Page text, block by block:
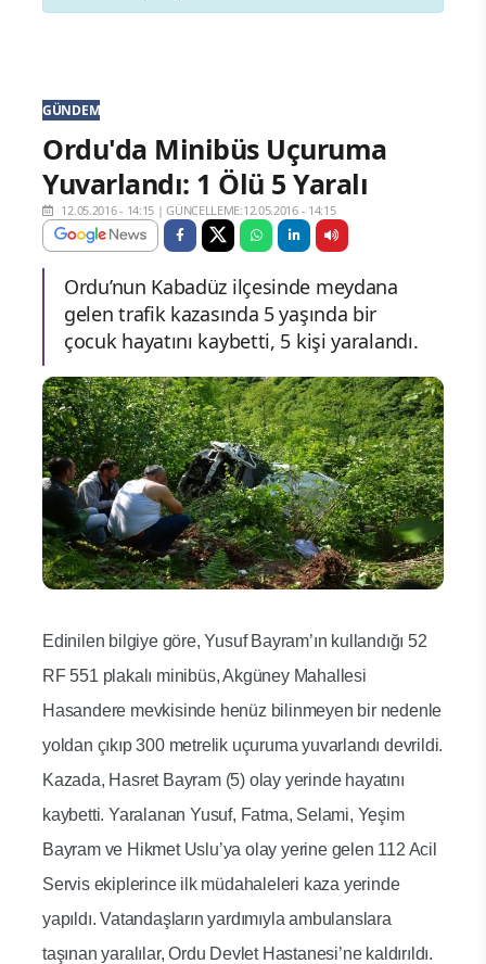
GÜNDEM
Ordu'da Minibüs Uçuruma
Yuvarlandı: 1 Ölü 5 Yaralı
12.05.2016 - 14:15 |GÜNCELLEME:12.05.2016 - 14:15
Ordu’nun Kabadüz ilçesinde meydana
gelen trafik kazasında 5 yaşında bir
çocuk hayatını kaybetti, 5 kişi yaralandı.
Edinilen bilgiye göre, Yusuf Bayram’ın kullandığı 52
RF 551 plakalı minibüs, Akgüney Mahallesi
Hasandere mevkisinde henüz bilinmeyen bir nedenle
yoldan çıkıp 300 metrelik uçuruma yuvarlandı devrildi.
Kazada, Hasret Bayram (5) olay yerinde hayatını
kaybetti. Yaralanan Yusuf, Fatma, Selami, Yeşim
Bayram ve Hikmet Uslu’ya olay yerine gelen 112 Acil
Servis ekiplerince ilk müdahaleleri kaza yerinde
yapıldı. Vatandaşların yardımıyla ambulanslara
taşınan yaralılar, Ordu Devlet Hastanesi’ne kaldırıldı.